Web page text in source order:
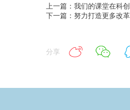
上一篇：我们的课堂在科
下一篇：努力打造更多改
分享